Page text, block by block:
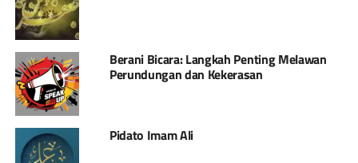
Berani Bicara: Langkah Penting Melawan
Perundungan dan Kekerasan
Pidato Imam Ali